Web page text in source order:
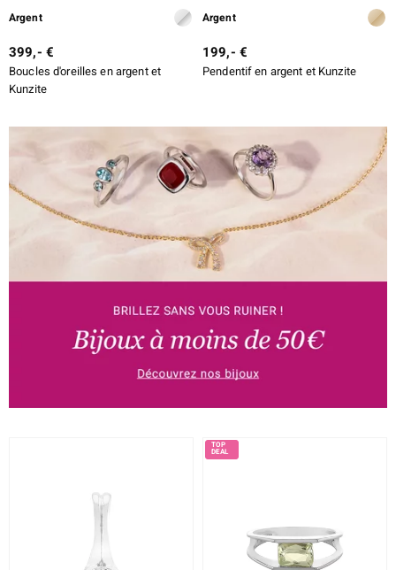
Argent
399,- €
Boucles d'oreilles en argent et
Kunzite
Argent
199,- €
Pendentif en argent et Kunzite